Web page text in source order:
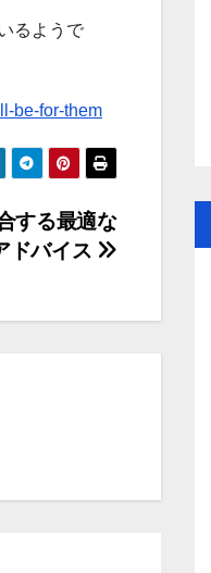
るようで
be-for-them
する最適な
ドバイス